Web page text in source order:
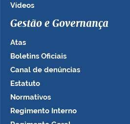
Vídeos
Gestão e Governança
Atas
Boletins Oficiais
Canal de denúncias
Estatuto
Normativos
Regimento Interno